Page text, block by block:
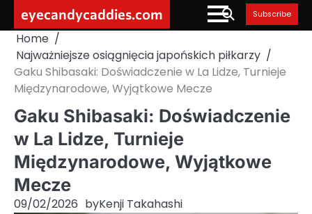
content
eyecandycaddies.com Subscribe
Home
Najważniejsze osiągnięcia japońskich piłkarzy
Gaku Shibasaki: Doświadczenie w La Lidze, Turnieje
Międzynarodowe, Wyjątkowe Mecze
Gaku Shibasaki: Doświadczenie
w La Lidze, Turnieje
Międzynarodowe, Wyjątkowe
Mecze
09/02/2026 byKenji Takahashi